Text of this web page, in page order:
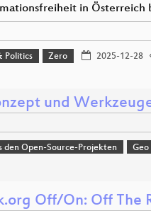
in Österreich
Politics Zero 2025-12-28
und
den Open-Source-Projekten Geo
Off/On: Off The